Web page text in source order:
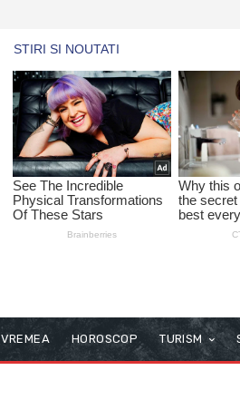
VREMEA HOROSCOP TURISM